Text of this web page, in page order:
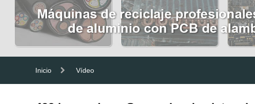
Inicio Vídeo